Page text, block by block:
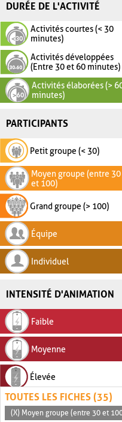
DURÉE DE L'ACTIVITÉ
Activités courtes (< 30
minutes)
Activités développées
(Entre 30 et 60 minutes)
Activités élaborées (>
minutes)
PARTICIPANTS
Petit groupe (< 30)
Moyen groupe (entre 30
et 100)
Grand groupe (> 100)
Équipe
Individuel
INTENSITÉ D'ANIMATION
Faible
Moyenne
Élevée
TOUTES LES FICHES (35)
(X) Moyen groupe (entre 30 et